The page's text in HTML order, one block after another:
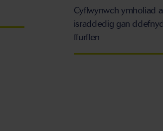
Cyflwynwch ymholiad
israddedig gan
ffurflen